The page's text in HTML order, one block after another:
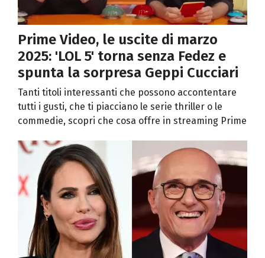
Prime Video, le uscite di marzo
2025: 'LOL 5' torna senza Fedez e
spunta la sorpresa Geppi Cucciari
Tanti titoli interessanti che possono accontentare
tutti i gusti, che ti piacciano le serie thriller o le
commedie, scopri che cosa offre in streaming Prime